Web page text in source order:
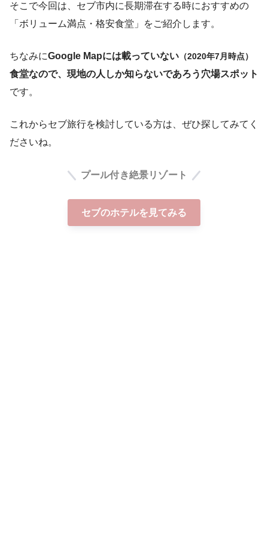
そこで今回は、セブ市内に長期滞在する時におすすめの
「ボリューム満点・格安食堂」をご紹介します。
ちなみにGoogle Mapには載っていない （2020年7月時点）
食堂なので、現地の人しか知らないであろう穴場スポット
です。
これからセブ旅行を検討している方は、ぜひ探してみてく
ださいね。
プール付き絶景リゾート
セブのホテルを見てみる